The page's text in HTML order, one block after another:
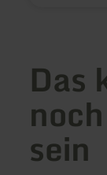
Das
sein